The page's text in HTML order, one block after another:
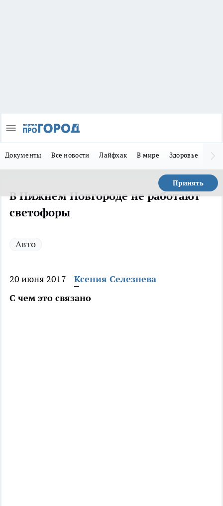
Документы Все новости Лайфхак В мире Здоровье
Принять
В Нижнем Новгороде не работают
светофоры
Авто
20 июня 2017
Ксения Селезнева
С чем это связано